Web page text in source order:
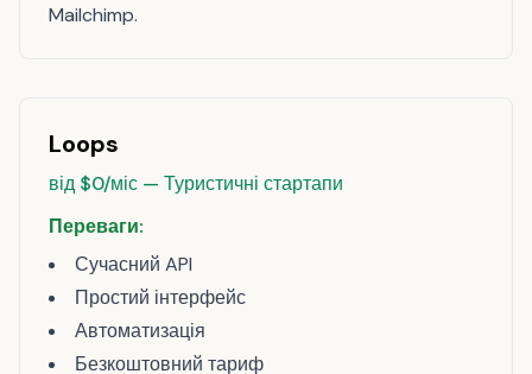
Mailchimp.
Loops
від $0/міс — Туристичні стартапи
Переваги:
Сучасний API
Простий інтерфейс
Автоматизація
Безкоштовний тариф